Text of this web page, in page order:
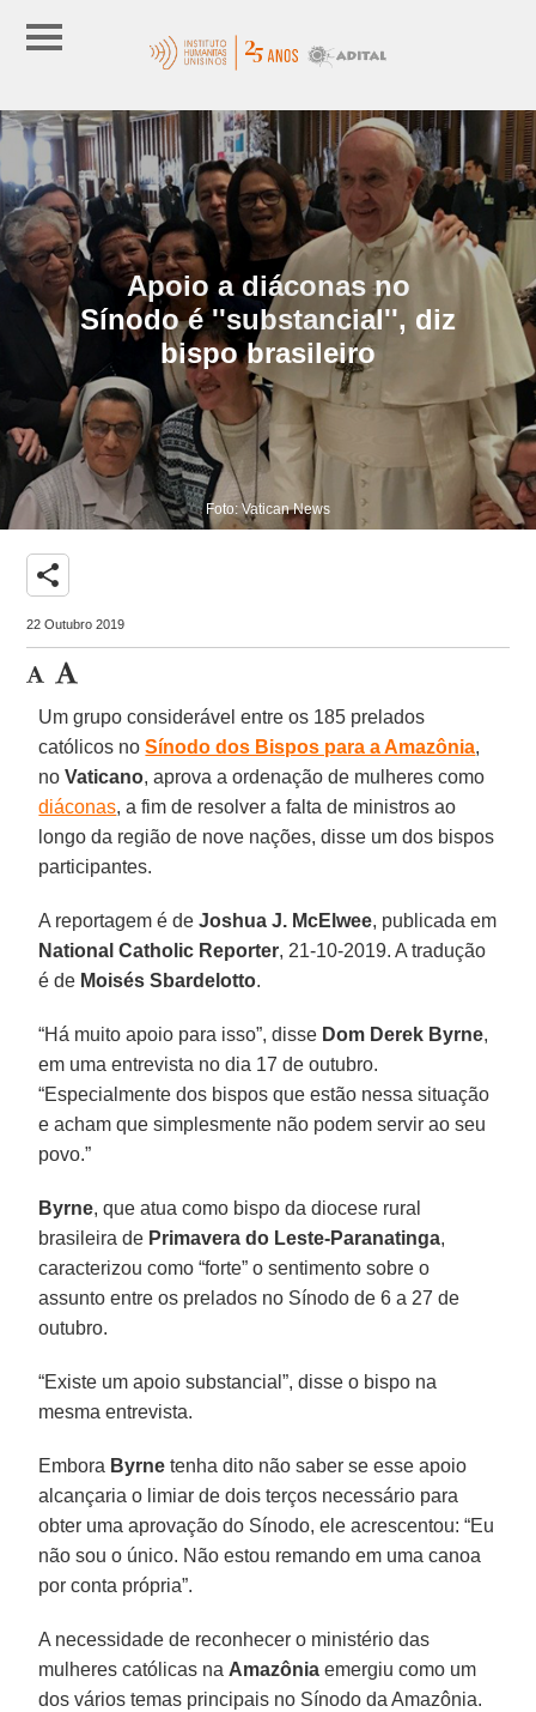
Apoio a diáconas no
Sínodo é ''substancial'', diz
bispo brasileiro
Foto: Vatican News
share
22 Outubro 2019
Um grupo considerável entre os 185 prelados
católicos noSínodo dos Bispos para a Amazônia,
noVaticano, aprova a ordenação de mulheres como
diáconas, a fim de resolver a falta de ministros ao
longo da região de nove nações, disse um dos bispos
participantes.
A reportagem é deJoshua J. McElwee, publicada em
National Catholic Reporter, 21-10-2019. A tradução
é de Moisés Sbardelotto.
“Há muito apoio para isso”, disse Dom Derek Byrne,
em uma entrevista no dia 17 de outubro.
“Especialmente dos bispos que estão nessa situação
e acham que simplesmente não podem servir ao seu
povo.”
Byrne, que atua como bispo da diocese rural
brasileira de Primavera do Leste-Paranatinga,
caracterizou como “forte” o sentimento sobre o
assunto entre os prelados no Sínodo de 6 a 27 de
outubro.
“Existe um apoio substancial”, disse o bispo na
mesma entrevista.
Embora Byrne tenha dito não saber se esse apoio
alcançaria o limiar de dois terços necessário para
obter uma aprovação do Sínodo, ele acrescentou: “Eu
não sou o único. Não estou remando em uma canoa
por conta própria”.
A necessidade de reconhecer o ministério das
mulheres católicas na Amazônia emergiu como um
dos vários temas principais no Sínodo da Amazônia.